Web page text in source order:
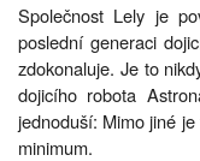
Společnost Lely je
poslední generaci
zdokonaluje. Je to
dojicího robota
jednoduší: Mimo jiné
minimum.